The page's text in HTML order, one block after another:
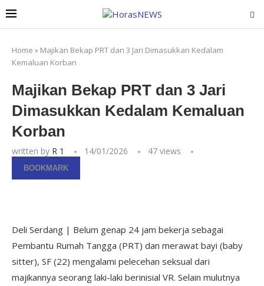
Home » Majikan Bekap PRT dan 3 Jari Dimasukkan Kedalam
Kemaluan Korban
Majikan Bekap PRT dan 3 Jari
Dimasukkan Kedalam Kemaluan
Korban
written by R 1 14/01/2026 47 views
BOOKMARK
Deli Serdang | Belum genap 24 jam bekerja sebagai
Pembantu Rumah Tangga (PRT) dan merawat bayi (baby
sitter), SF (22) mengalami pelecehan seksual dari
majikannya seorang laki-laki berinisial VR. Selain mulutnya